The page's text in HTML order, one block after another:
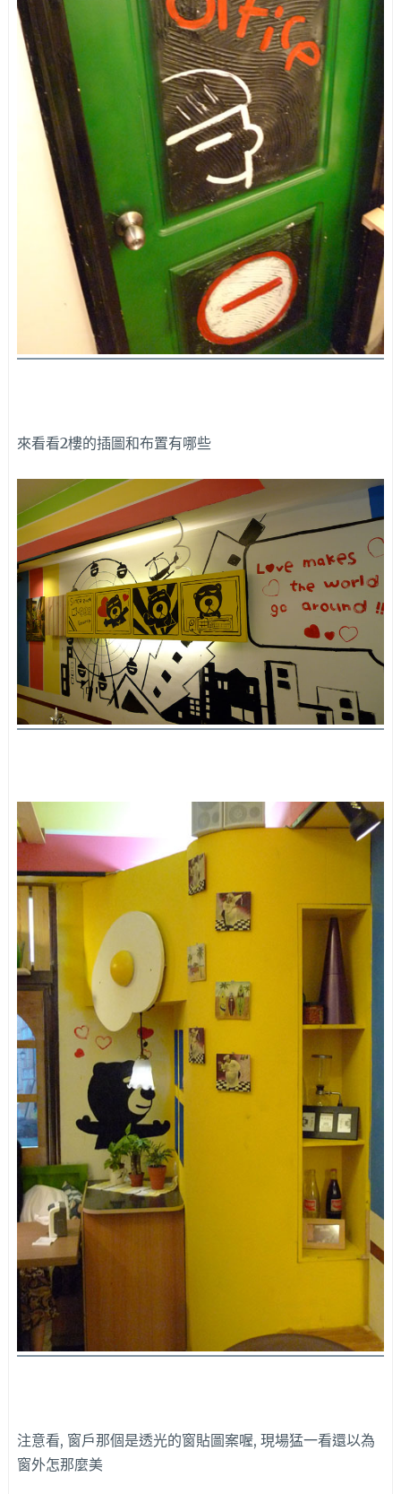
來看看2樓的插圖和布置有哪些
注意看, 窗戶那個是透光的窗貼圖案喔, 現場猛一看還以為
窗外怎那麼美